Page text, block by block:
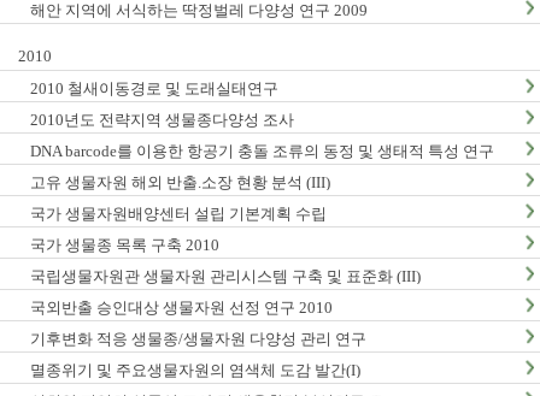
해안 지역에 서식하는 딱정벌레 다양성 연구 2009
2010
2010 철새이동경로 및 도래실태연구
2010년도 전략지역 생물종다양성 조사
DNA barcode를 이용한 항공기 충돌 조류의 동정 및 생태적 특성 연구
고유 생물자원 해외 반출.소장 현황 분석 (III)
국가 생물자원배양센터 설립 기본계획 수립
국가 생물종 목록 구축 2010
국립생물자원관 생물자원 관리시스템 구축 및 표준화 (III)
국외반출 승인대상 생물자원 선정 연구 2010
기후변화 적응 생물종/생물자원 다양성 관리 연구
멸종위기 및 주요생물자원의 염색체 도감 발간(I)